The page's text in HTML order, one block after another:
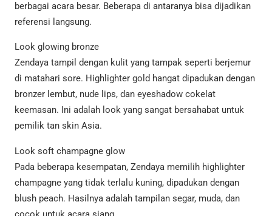
berbagai acara besar. Beberapa di antaranya bisa dijadikan
referensi langsung.
Look glowing bronze
Zendaya tampil dengan kulit yang tampak seperti berjemur
di matahari sore. Highlighter gold hangat dipadukan dengan
bronzer lembut, nude lips, dan eyeshadow cokelat
keemasan. Ini adalah look yang sangat bersahabat untuk
pemilik tan skin Asia.
Look soft champagne glow
Pada beberapa kesempatan, Zendaya memilih highlighter
champagne yang tidak terlalu kuning, dipadukan dengan
blush peach. Hasilnya adalah tampilan segar, muda, dan